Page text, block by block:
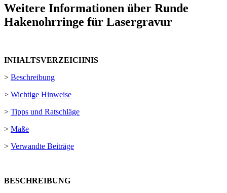
Weitere Informationen über Runde
Hakenohrringe für Lasergravur
INHALTSVERZEICHNIS
> Beschreibung
> Wichtige Hinweise
> Tipps und Ratschläge
> Maße
> Verwandte Beiträge
BESCHREIBUNG